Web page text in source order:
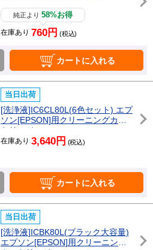
純正より58%お得
在庫あり 760円 (税込)
カートに入れる
当日出荷
[洗浄液]IC6CL80L(6色セット) エプ
ソン[EPSON]用クリーニングカー
トリッジ
在庫あり 3,640円 (税込)
カートに入れる
当日出荷
[洗浄液]ICBK80L(ブラック大容量)
エプソン[EPSON]用クリーニング